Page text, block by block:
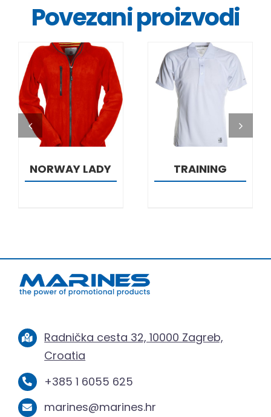
Povezani proizvodi
DETALJI
NORWAY LADY TRAINING
Radnička cesta 32, 10000 Zagreb,
Croatia
+385 1 6055 625
marines@marines.hr